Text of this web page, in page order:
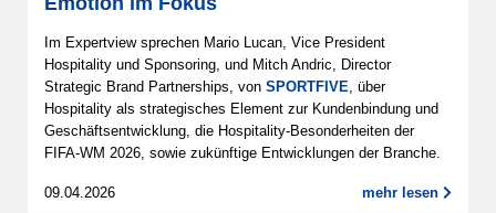
Im Expertview sprechen Mario Lucan, Vice President
Hospitality und Sponsoring, und Mitch Andric, Director
Strategic Brand Partnerships, von SPORTFIVE, über
Hospitality als strategisches Element zur Kundenbindung und
Geschäftsentwicklung, die Hospitality-Besonderheiten der
FIFA-WM 2026, sowie zukünftige Entwicklungen der Branche.
09.04.2026 mehr lesen